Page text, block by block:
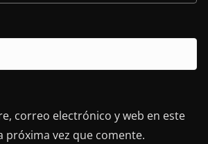
correo electrónico y web en este
próxima vez que comente.